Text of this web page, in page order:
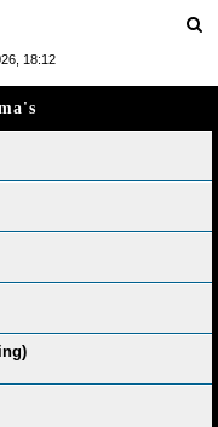
18:12